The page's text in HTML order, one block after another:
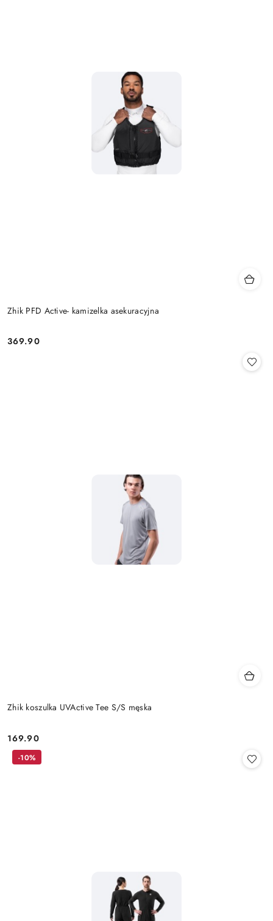
Zhik PFD Active- kamizelka asekuracyjna
Cena:
369.90
Zhik koszulka UVActive Tee S/S męska
Cena:
169.90
-10%